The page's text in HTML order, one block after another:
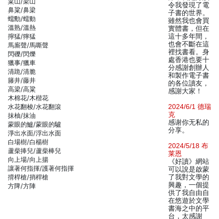
鼻粱/鼻梁
蠕勳/蠕動
溫熟/溫熱
擰猛/獰猛
馬廝聲/馬嘶聲
閃礫/閃爍
獵事/獵車
清跪/清脆
籐井/藤井
高梁/高粱
木棉花/木楷花
水花翻梭/水花翻滾
抹柚/抹油
蒙眼的鱸/蒙眼的驢
淨出水面/浮出水面
白場樹/白楊樹
蘆柴捧兒/蘆柴棒兒
向上場/向上揚
讓著何指揮/護著何指揮
揹桿槍/捎桿槍
方陴/方陣
令我發現了電
子書的世界。
雖然我也會買
實體書，但在
這十多年間，
也會不斷在這
裡找書看。身
處香港也要十
分感謝創辦人
和製作電子書
的各位讀友，
感謝大家！
2024/6/1 德瑞
克
感谢你无私的
分享。
2024/5/18 布
莱恩
《好讀》網站
可以說是啟蒙
了我對文學的
興趣，一個提
供了我自由自
在悠遊於文學
書海之中的平
台，太感謝